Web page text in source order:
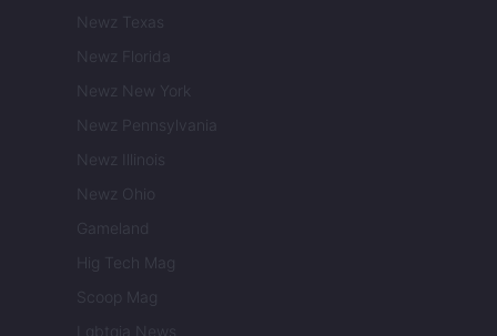
Newz Texas
Newz Florida
Newz New York
Newz Pennsylvania
Newz Illinois
Newz Ohio
Gameland
Hig Tech Mag
Scoop Mag
Lgbtqia News